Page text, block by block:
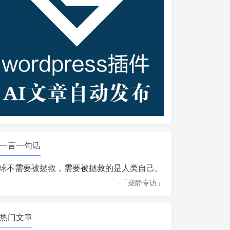
一言一句话
不需要被拯救，需要被拯救的是人类自己。
-「柴静专访 」
热门文章